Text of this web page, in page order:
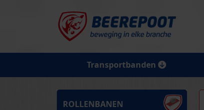
Transportbanden
ROLLENBANEN